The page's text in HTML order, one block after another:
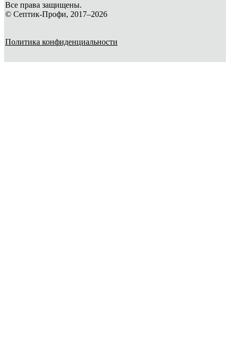
Все права защищены.
© Септик-Профи, 2017–2026
Политика конфиденциальности